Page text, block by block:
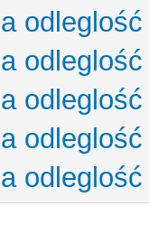
odleglość
odleglość
odleglość
odleglość
odleglość